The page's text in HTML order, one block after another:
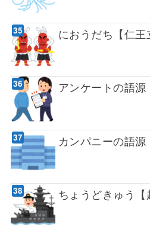
におうだち【仁
アンケートの語源
カンパニーの語源
ちょうどきゅう